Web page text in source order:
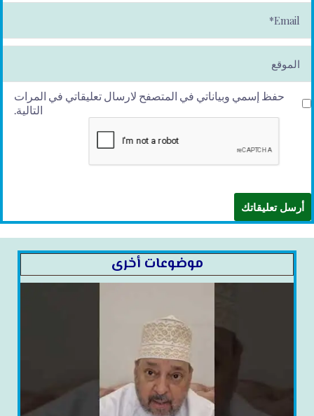
ai
حفظ إسمي وبياناتي في المتصفح لارسال تعليقاتي في المرات
التالية.
موضوعات أخرى